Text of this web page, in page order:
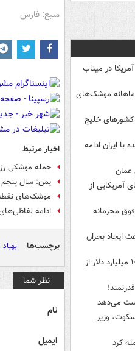
در میناب
ماهانه موشک‌های
کشورهای خلیج
ایران ادامه
عمان
آمریکایی از
فوق محرمانه
ایجاد بحران
ترامپ مجبور به پس‌دادن ۱۰۰ میلیارد دلار از
می‌دهد
وزیر
کرد
منبع: فارس
اخبار مرتبط
حمله موشکی
یمن: سال
موشک‌های
ادامه
برچسب‌ها پهپاد
نظر شما
نام
ایمیل